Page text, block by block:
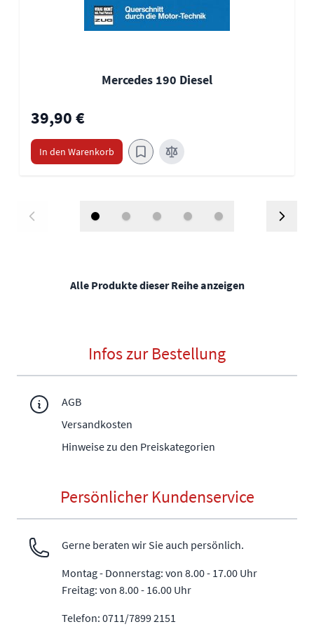
Mercedes 190 Diesel
39,90 €
In den Warenkorb
Alle Produkte dieser Reihe anzeigen
Infos zur Bestellung
AGB
Versandkosten
Hinweise zu den Preiskategorien
Persönlicher Kundenservice
Gerne beraten wir Sie auch persönlich.
Montag - Donnerstag: von 8.00 - 17.00 Uhr
Freitag: von 8.00 - 16.00 Uhr
Telefon: 0711/7899 2151